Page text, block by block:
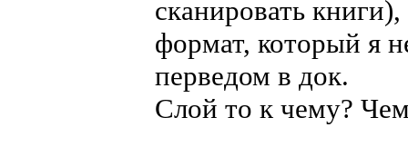
сканировать
формат, который я
перведом в док.
Слой то к чему?